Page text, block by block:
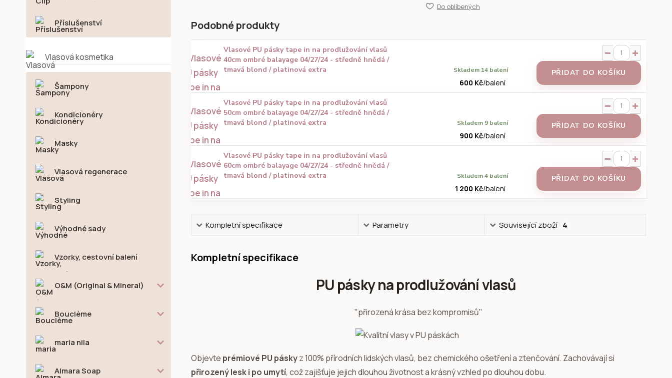
Příslušenství
Vlasová kosmetika
Šampony
Kondicionéry
Masky
Vlasová regenerace
Styling
Výhodné sady
Vzorky, cestovní balení
O&M (Original & Mineral)
Bouclème
maria nila
Almara Soap
Do oblíbených
Podobné produkty
Vlasové PU pásky tape in na prodlužování vlasů
40cm ombré balayage 04/27/24 - středně hnědá /
tmavá blond / platinová extra
600 Kč/balení
Skladem 14 balení PŘIDAT DO KOŠÍKU
Vlasové PU pásky tape in na prodlužování vlasů
50cm ombré balayage 04/27/24 - středně hnědá /
tmavá blond / platinová extra
900 Kč/balení
Skladem 9 balení PŘIDAT DO KOŠÍKU
Vlasové PU pásky tape in na prodlužování vlasů
60cm ombré balayage 04/27/24 - středně hnědá /
tmavá blond / platinová extra
1 200 Kč/balení
Skladem 4 balení PŘIDAT DO KOŠÍKU
Kompletní specifikace Parametry Související zboží 4
Kompletní specifikace
PU pásky na prodlužování vlasů
"přirozená krása bez kompromisů"
Objevte prémiové PU páskyz 100% přírodních lidských vlasů, bez chemického ošetření a ztenčování. Zachovávají si
přirozený lesk i po umytí, což zajišťuje jejich dlouhou životnost a krásný vzhled po dlouhou dobu.